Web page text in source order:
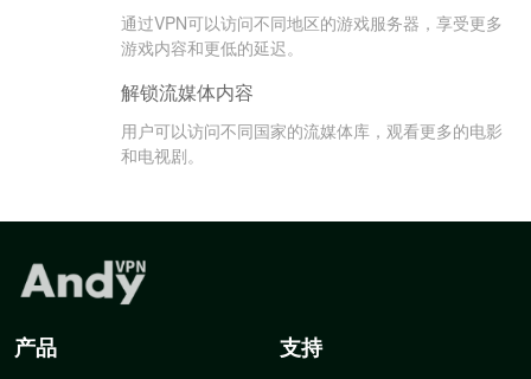
通过VPN可以访问不同地区的游戏服务器，享受更多
游戏内容和更低的延迟。
解锁流媒体内容
用户可以访问不同国家的流媒体库，观看更多的电影
和电视剧。
产品 支持